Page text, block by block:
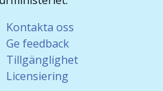
Kontakta oss
Ge feedback
Tillgänglighet
Licensiering